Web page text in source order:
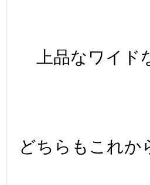
上品なワイ
どちらもこれか